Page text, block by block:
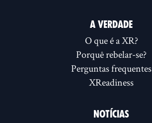
A VERDADE
O que é a XR?
Porquê rebelar-se?
Perguntas frequentes
XReadiness
NOTÍCIAS